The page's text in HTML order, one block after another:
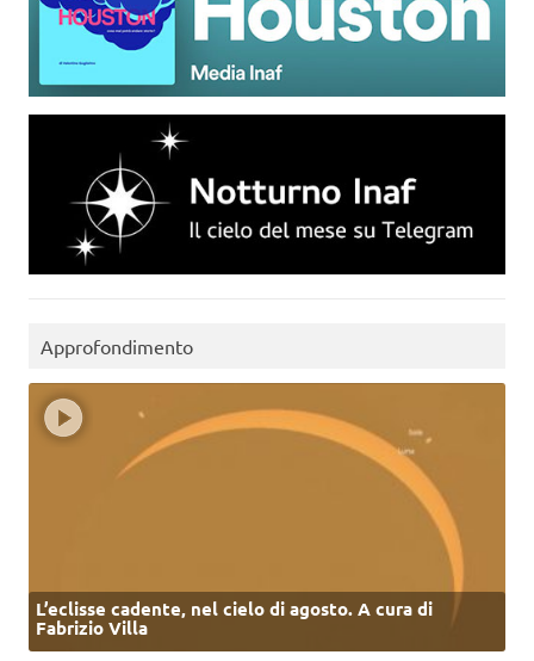
Approfondimento
L’eclisse cadente, nel cielo di agosto. A cura di
Fabrizio Villa